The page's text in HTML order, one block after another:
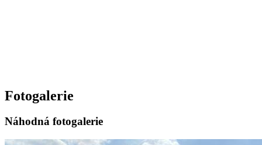
Fotogalerie
Náhodná fotogalerie